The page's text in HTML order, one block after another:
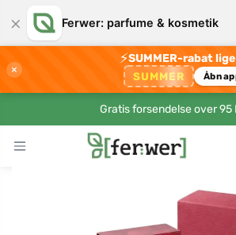
× Ferwer: parfume & kosmetik
×
⚡SUMMER-rabat
SUMMER Åbn
Gratis forsendelse over 95